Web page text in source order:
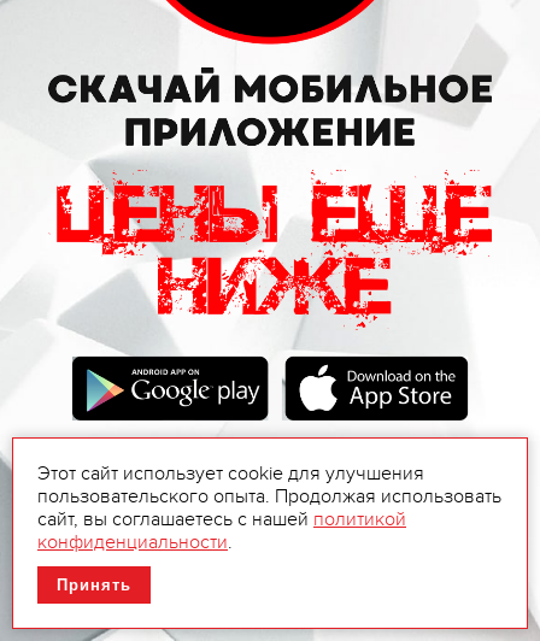
Этот сайт использует cookie для улучшения
пользовательского опыта. Продолжая использовать
сайт, вы соглашаетесь с нашей политикой
конфиденциальности.
Принять